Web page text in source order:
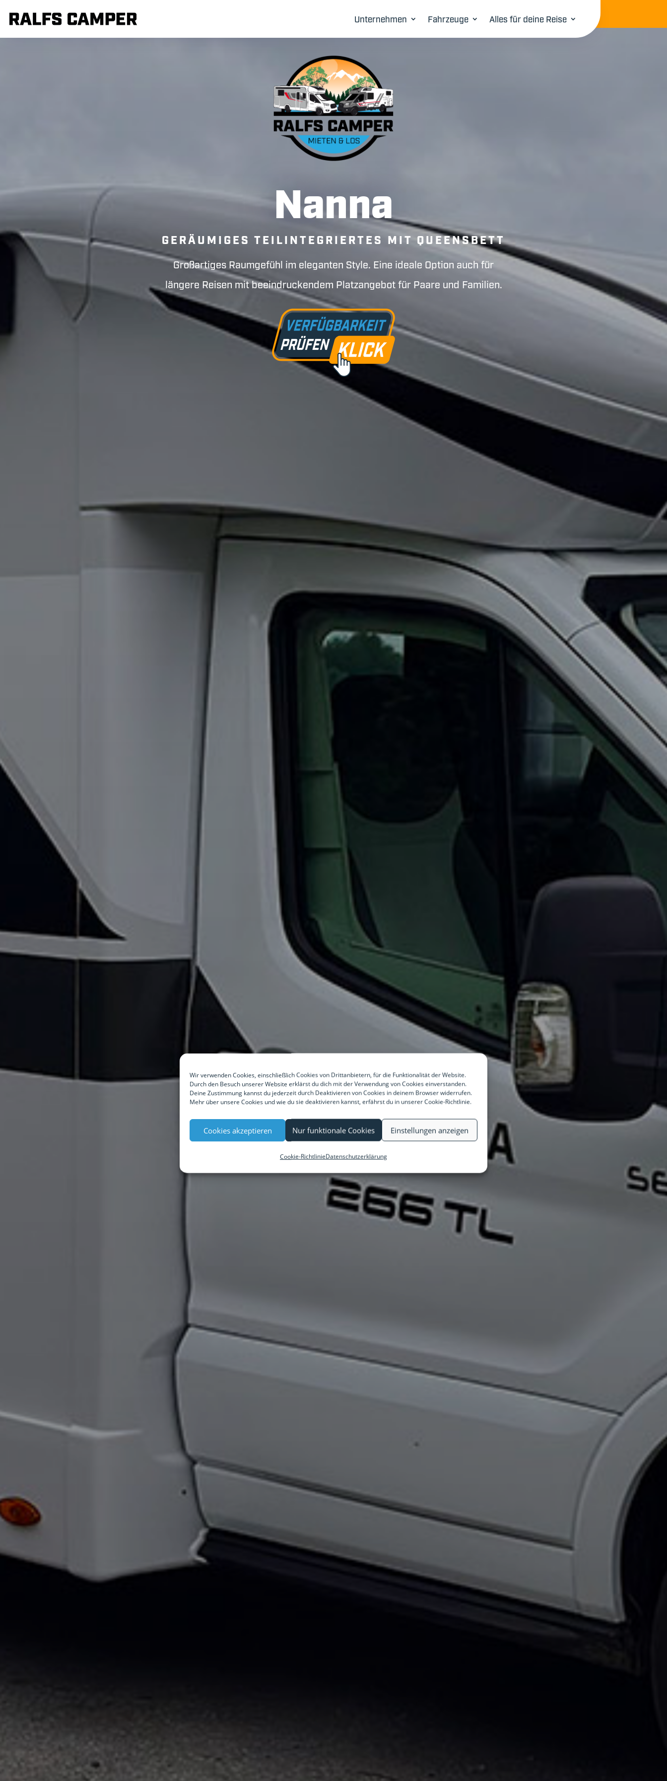
Wir verwenden Cookies, einschließlich Cookies von Drittanbietern, für die Funktionalität der Website.
Durch den Besuch unserer Website erklärst du dich mit der Verwendung von Cookies einverstanden.
Deine Zustimmung kannst du jederzeit durch Deaktivieren von Cookies in deinem Browser widerrufen.
Mehr über unsere Cookies und wie du sie deaktivieren kannst, erfährst du in unserer Cookie-Richtlinie.
Cookies akzeptieren Nur funktionale Cookies Einstellungen anzeigen
Cookie-RichtlinieDatenschutzerklärung
Unternehmen Fahrzeuge Alles für deine Reise
Nanna
GERÄUMIGES TEILINTEGRIERTES MIT QUEENSBETT
Großartiges Raumgefühl im eleganten Style. Eine ideale Option auch für
längere Reisen mit beeindruckendem Platzangebot für Paare und Familien.